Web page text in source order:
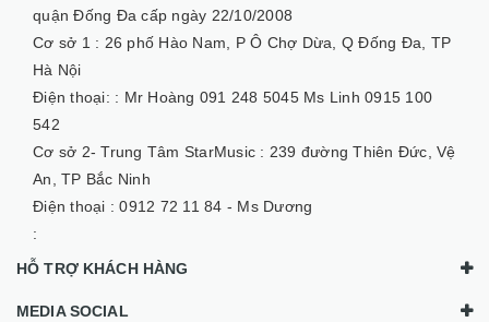
Hà Nội
Điện thoại: : Mr Hoàng 091 248 5045 Ms Linh 0915 100
542
Cơ sở 2- Trung Tâm StarMusic :239 đường Thiên Đức, Vệ
An, TP Bắc Ninh
Điện thoại :0912 72 11 84 - Ms Dương
:
HỖ TRỢ KHÁCH HÀNG
MEDIA SOCIAL